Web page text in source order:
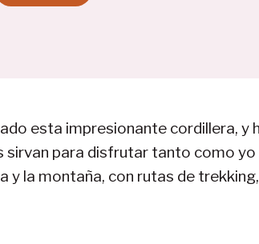
esta impresionante cordillera,
sirvan para disfrutar tanto como
y la montaña, con rutas de